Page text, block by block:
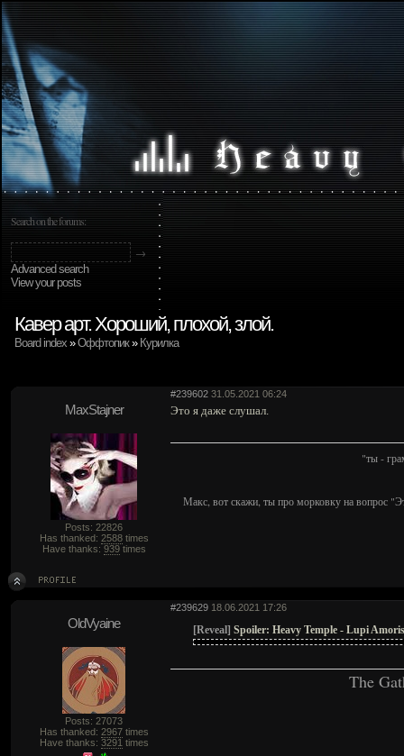
Search on the forums:
Advanced search
View your posts
Кавер арт. Хороший, плохой, злой.
Board index »Оффтопик» Курилка
#239602 31.05.2021 06:24
MaxStajner
Posts: 22826
Has thanked: 2588times
Have thanks: 939times
Это я даже слушал.
"ты -
Макс, вот скажи, ты про морковку на вопрос
#239629 18.06.2021 17:26
OldVyaine
Posts: 27073
Has thanked: 2967times
Have thanks: 3291 times
[Reveal] Spoiler: Heavy Temple - Lupi
The